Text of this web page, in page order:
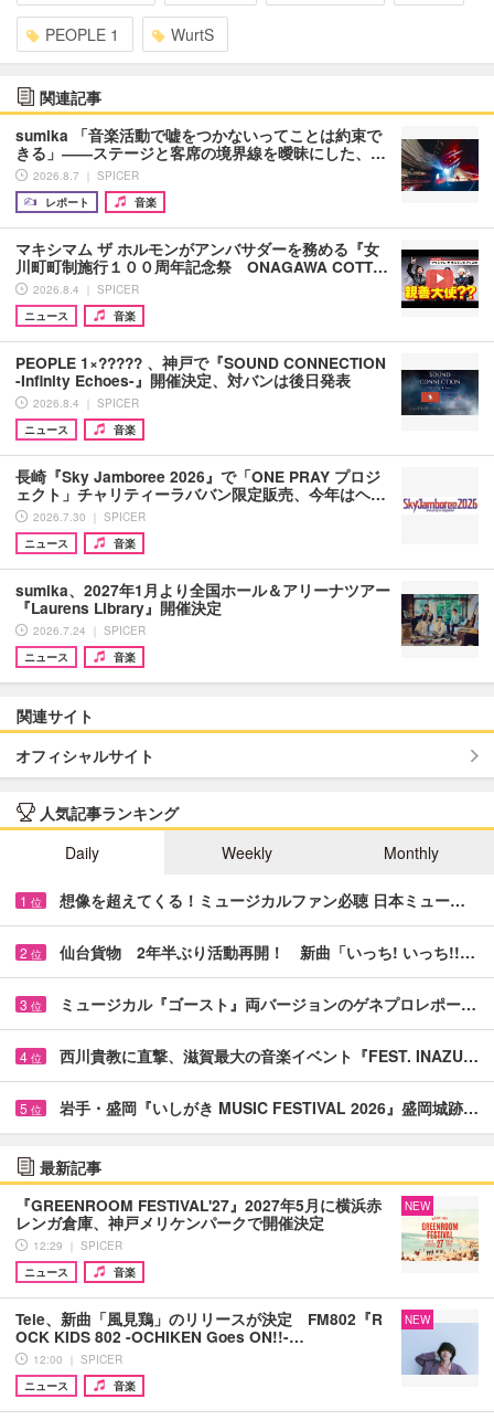
PEOPLE 1 WurtS
関連記事
sumika 「音楽活動で嘘をつかないってことは約束で
きる」――ステージと客席の境界線を曖昧にした、…
2026.8.7 ｜ SPICER
レポート
音楽
マキシマム ザ ホルモンがアンバサダーを務める『女
川町町制施行１００周年記念祭 ONAGAWA COTT…
2026.8.4 ｜ SPICER
ニュース
音楽
PEOPLE 1×????? 、神戸で『SOUND CONNECTION
-Infinity Echoes-』開催決定、対バンは後日発表
2026.8.4 ｜ SPICER
ニュース
音楽
長崎『Sky Jamboree 2026』で「ONE PRAY プロジ
ェクト」チャリティーラババン限定販売、今年はヘ…
2026.7.30 ｜ SPICER
ニュース
音楽
sumika、2027年1月より全国ホール＆アリーナツアー
『Laurens Library』開催決定
2026.7.24 ｜ SPICER
ニュース
音楽
関連サイト
オフィシャルサイト
人気記事ランキング
Daily
Weekly Monthly
1 位 想像を超えてくる！ミュージカルファン必聴 日本ミュー…
2 位 仙台貨物 2年半ぶり活動再開！ 新曲「いっち! いっち!!…
3 位 ミュージカル『ゴースト』両バージョンのゲネプロレポー…
4 位 西川貴教に直撃、滋賀最大の音楽イベント『FEST. INAZU…
5 位 岩手・盛岡『いしがき MUSIC FESTIVAL 2026』盛岡城跡…
最新記事
『GREENROOM FESTIVAL'27』2027年5月に横浜赤
レンガ倉庫、神戸メリケンパークで開催決定
12:29 ｜ SPICER
ニュース
音楽
NEW
Tele、新曲「風見鶏」のリリースが決定 FM802『R
OCK KIDS 802 -OCHIKEN Goes ON!!-…
12:00 ｜ SPICER
ニュース
音楽
NEW